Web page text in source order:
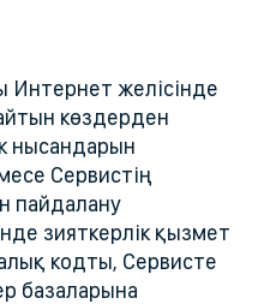
Интернет желісінде
көздерден
нысандарын
Сервистің
пайдалану
зияткерлік қызмет
кодты, Сервисте
базаларына